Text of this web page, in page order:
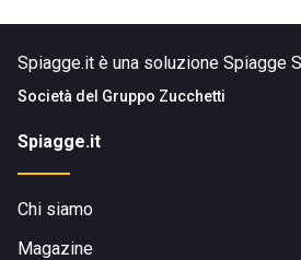
Spiagge.it è una soluzione Spiagge
Società del Gruppo Zucchetti
Spiagge.it
Chi siamo
Magazine